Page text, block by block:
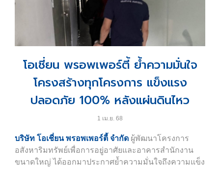
ความสำเร็จในครั้งนี้สะท้อนถึงความมุ่งมั่นของทีม
บริหารและพนักงานโรงแรมโอเชี่ยน มารีน่า รีสอร์ท ทุก
คน ในการส่งมอบประสบการณ์การพักผ่อนริมทะเลที่มี
แท้จริง
โอเชี่ยน พรอพเพอร์ตี้ ย้ำความมั่นใจ
โครงสร้างทุกโครงการ แข็งแรง
ปลอดภัย 100% หลังแผ่นดินไหว
1 เม.ย. 68
บริษัท โอเชี่ยน พรอพเพอร์ตี้ จำกัด ผู้พัฒนาโครงการ
อสังหาริมทรัพย์เพื่อการอยู่อาศัยและอาคารสำนักงาน
ขนาดใหญ่ ได้ออกมาประกาศย้ำความมั่นใจถึงความแข็ง